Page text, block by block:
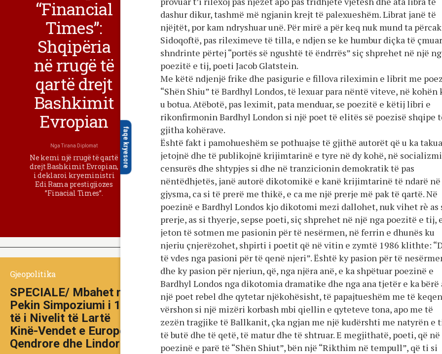
faqe kryesore
dashur dikur, tashmë më ngjanin krejt të palexueshëm. Librat janë të
njëjtët, por kam ndryshuar unë. Për mirë a për keq nuk mund ta
Sidoqoftë, pas rileximeve të tilla, e ndjen se ke humbur diçka të
shndrinte përtej “portës së ngushtë të ëndrrës” siç shprehet në një
poezitë e tij, poeti Jacob Glatstein.
Me këtë ndjenjë frike dhe pasigurie e fillova rileximin e librit me
“Shën Shiu” të Bardhyl Londos, të lexuar para nëntë viteve, në kohën
u botua. Atëbotë, pas leximit, pata menduar, se poezitë e këtij libri e
rikonfirmonin Bardhyl London si një poet të elitës së poezisë shqipe
gjitha kohërave.
Është fakt i pamohueshëm se pothuajse të gjithë autorët që u ka
jetojnë dhe të publikojnë krijimtarinë e tyre në dy kohë, në
censurës dhe shtypjes si dhe në tranzicionin demokratik të pas
nëntëdhjetës, janë autorë dikotomikë e kanë krijimtarinë të ndarë në
gjysma, ca si të prerë me thikë, e ca me një prerje më pak të qartë. Në
poezinë e Bardhyl Londos kjo dikotomi mezi dallohet, nuk vihet rè as
prerje, as si thyerje, sepse poeti, siç shprehet në një nga poezitë e tij,
jeton të sotmen me pasionin për të nesërmen, në ferrin e dhunës ku
njeriu çnjerëzohet, shpirti i poetit që në vitin e zymtë 1986 klithte:
të vdes nga pasioni për të qenë njeri”. Është ky pasion për të
dhe ky pasion për njeriun, që, nga njëra anë, e ka shpëtuar poezinë e
Bardhyl Londos nga dikotomia dramatike dhe nga ana tjetër e ka bërë
një poet rebel dhe qytetar njëkohësisht, të papajtueshëm me të
vërshon si një mizëri korbash mbi qiellin e qyteteve tona, apo me të
zezën tragjike të Ballkanit, çka ngjan me një kudërshti me natyrën e
të butë dhe të qetë, të matur dhe të shtruar. E megjithatë, poeti, që në
poezinë e parë të “Shën Shiut”, bën një “Rikthim në tempull”, që ti si
“Financial
Times”:
Shqipëria
në rrugë të
qartë drejt
Bashkimit
Evropian
NgaTirana Diplomat
Ne kemi një rrugë të qartë
drejt Bashkimit Evropian,
i deklaroi kryeministri
Edi Rama prestigjiozes
”Finacial Times”.
Gjeopolitika
SPECIALE/ Mbahet në
Pekin Simpoziumi i 10-
të i Nivelit të Lartë
Kinë-Vendet e Europës
Qendrore dhe Lindore